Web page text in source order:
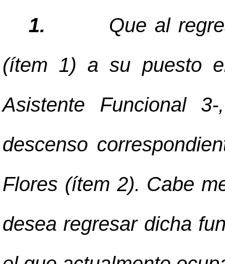
1.
Que al
(ítem 1) a su puesto
Asistente Funcional
descenso
Flores (ítem 2). Cabe
desea regresar dicha